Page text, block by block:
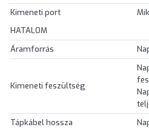
Kimeneti port
HATALOM
Áramforrás
Kimeneti feszültség
Tápkábel hossza